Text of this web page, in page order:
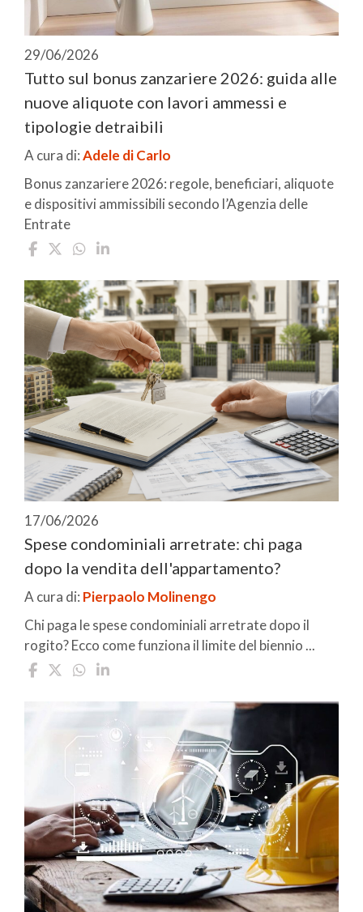
29/06/2026
Tutto sul bonus zanzariere 2026: guida alle
nuove aliquote con lavori ammessi e
tipologie detraibili
A cura di:Adele di Carlo
Bonus zanzariere 2026: regole, beneficiari, aliquote
e dispositivi ammissibili secondo l’Agenzia delle
Entrate
17/06/2026
Spese condominiali arretrate: chi paga
dopo la vendita dell'appartamento?
A cura di: Pierpaolo Molinengo
Chi paga le spese condominiali arretrate dopo il
rogito? Ecco come funziona il limite del biennio ...